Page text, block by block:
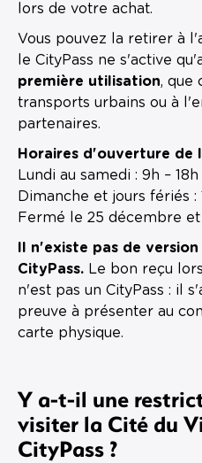
lors de votre achat.
Vous pouvez la retirer à
le CityPass ne s'active
première utilisation, que
transports urbains ou à
partenaires.
Horaires d'ouverture de
Lundi au samedi : 9h – 18h
Dimanche et jours fériés :
Fermé le 25 décembre et
Il n'existe pas de
CityPass. Le bon reçu
n'est pas un CityPass : il
preuve à présenter au
carte physique.
Y a-t-il une
visiter la Cité du
CityPass ?